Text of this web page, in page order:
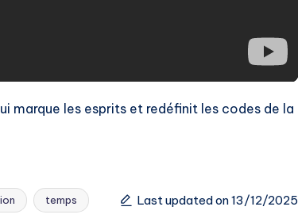
marque les esprits et redéfinit les codes de la
temps Last updated on 13/12/2025